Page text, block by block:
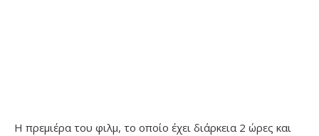
Η πρεμιέρα του φιλμ, το οποίο έχει διάρκεια 2 ώρες και